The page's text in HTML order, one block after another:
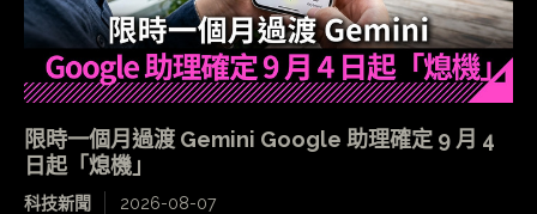
限時一個月過渡 Gemini Google 助理確定 9 月 4
日起「熄機」
科技新聞 2026-08-07